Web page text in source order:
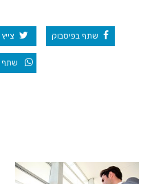
שתף בפיסבוק
שתף